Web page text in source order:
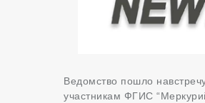
Ведомство пошло
участникам ФГИС